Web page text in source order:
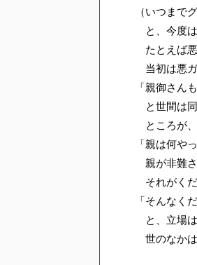
（いつまで
と、今度は
たとえば悪
当初は悪ガ
「親御さん
と世間は同
ところが、
「親は何や
親が非難さ
それがくだ
「そんなく
と、立場は
世のなかは